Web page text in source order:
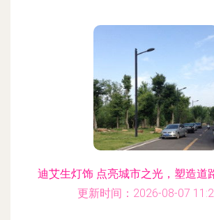
迪艾生灯饰 点亮城市之光，塑造道
更新时间：2026-08-07